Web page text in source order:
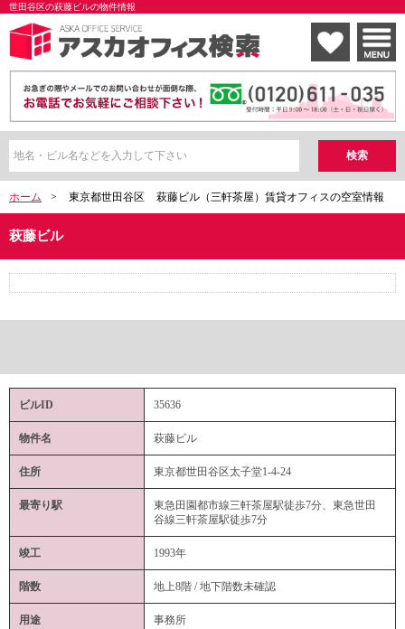
世田谷区の萩藤ビルの物件情報
ホーム > 東京都世田谷区 萩藤ビル（三軒茶屋）賃貸オフィスの空室情報
萩藤ビル
ビルID 35636
物件名 萩藤ビル
住所 東京都世田谷区太子堂1-4-24
最寄り駅
東急田園都市線三軒茶屋駅徒歩7分、東急世田
谷線三軒茶屋駅徒歩7分
竣工 1993年
階数 地上8階 / 地下階数未確認
用途 事務所